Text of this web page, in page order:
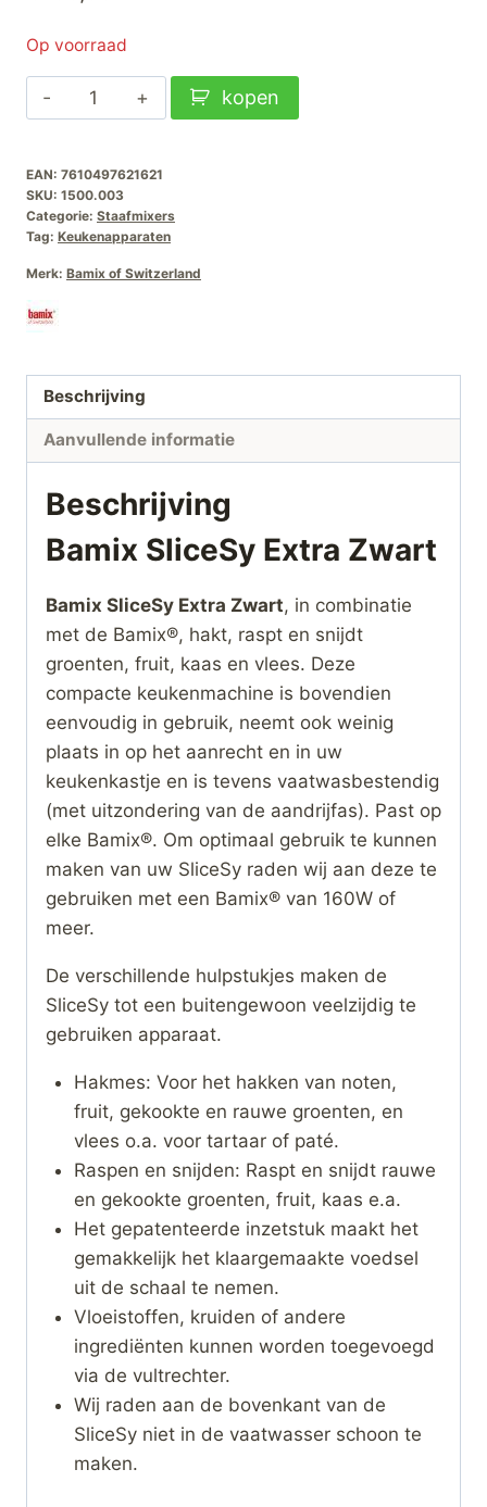
Op voorraad
Bamix
SliceSy
Zwart
aantal
kopen
EAN: 7610497621621
SKU: 1500.003
Categorie: Staafmixers
Tag: Keukenapparaten
Merk: Bamix of Switzerland
Beschrijving
Aanvullende informatie
Beschrijving
Bamix SliceSy Extra Zwart
Bamix SliceSy Extra Zwart, in combinatie
met de Bamix®, hakt, raspt en snijdt
groenten, fruit, kaas en vlees. Deze
compacte keukenmachine is bovendien
eenvoudig in gebruik, neemt ook weinig
plaats in op het aanrecht en in uw
keukenkastje en is tevens vaatwasbestendig
(met uitzondering van de aandrijfas). Past op
elke Bamix®. Om optimaal gebruik te kunnen
maken van uw SliceSy raden wij aan deze te
gebruiken met een Bamix® van 160W of
meer.
De verschillende hulpstukjes maken de
SliceSy tot een buitengewoon veelzijdig te
gebruiken apparaat.
Hakmes: Voor het hakken van noten,
fruit, gekookte en rauwe groenten, en
vlees o.a. voor tartaar of paté.
Raspen en snijden: Raspt en snijdt rauwe
en gekookte groenten, fruit, kaas e.a.
Het gepatenteerde inzetstuk maakt het
gemakkelijk het klaargemaakte voedsel
uit de schaal te nemen.
Vloeistoffen, kruiden of andere
ingrediënten kunnen worden toegevoegd
via de vultrechter.
Wij raden aan de bovenkant van de
SliceSy niet in de vaatwasser schoon te
maken.